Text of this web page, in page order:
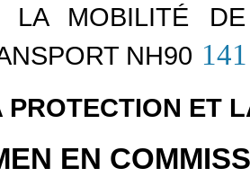
LA MOBILITÉ
NH90 141
PROTECTION ET
EN